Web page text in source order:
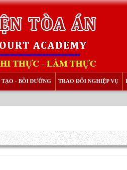
- BỒI DƯỠNG TRAO ĐỔI NGHIỆP VỤ